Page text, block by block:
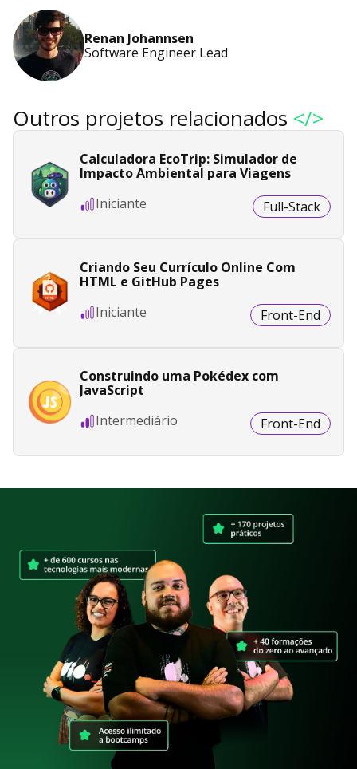
Renan Johannsen
Software Engineer Lead
Outros projetos relacionados </>
Calculadora EcoTrip: Simulador de
Impacto Ambiental para Viagens
Iniciante
Full-Stack
Criando Seu Currículo Online Com
HTML e GitHub Pages
Iniciante
Front-End
Construindo uma Pokédex com
JavaScript
Intermediário
Front-End